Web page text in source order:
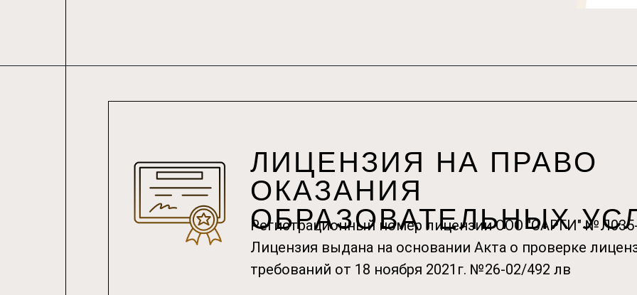
Регистрационный номер лицензии ООО "САРГИ"
Лицензия выдана на основании Акта о проверке
требований от 18 ноября 2021г. №26-02/492 лв
ЛИЦЕНЗИЯ НА ПРАВО
ОКАЗАНИЯ
ОБРАЗОВАТЕЛЬНЫХ